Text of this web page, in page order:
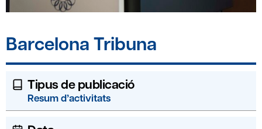
Barcelona Tribuna
Tipus de publicació
Resum d’activitats